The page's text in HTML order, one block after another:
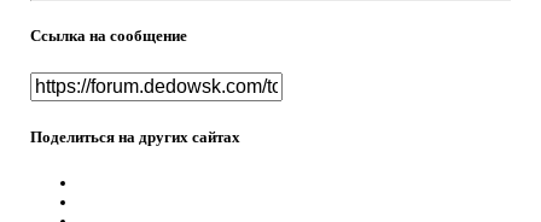
Ссылка на сообщение
Поделиться на других сайтах